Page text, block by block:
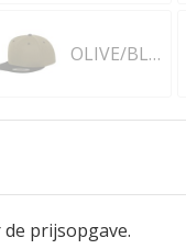
OLIVE/BLACK
prijsopgave.